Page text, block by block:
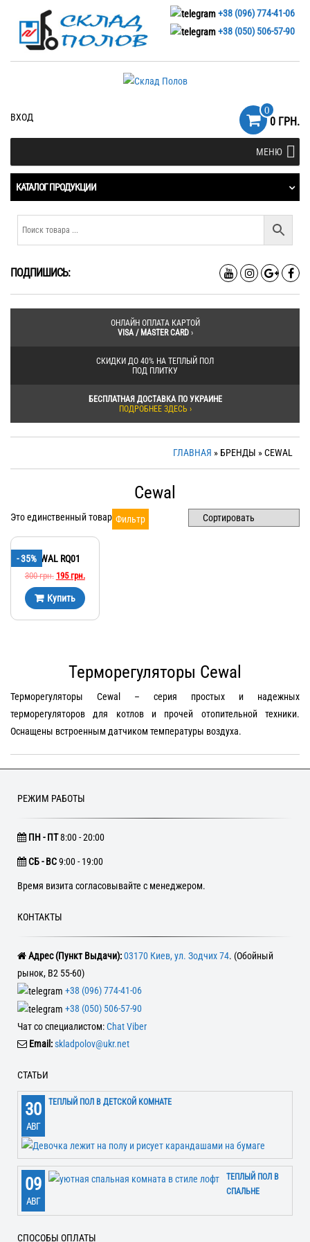
+38 (096) 774-41-06
+38 (050) 506-57-90
ВХОД
0
0 ГРН.
МЕНЮ
КАТАЛОГ ПРОДУКЦИИ
ПОДПИШИСЬ:
ОНЛАЙН ОПЛАТА КАРТОЙ
VISA / MASTER CARD›
СКИДКИ ДО 40% НА ТЕПЛЫЙ ПОЛ
ПОД ПЛИТКУ
БЕСПЛАТНАЯ ДОСТАВКА ПО УКРАИНЕ
ПОДРОБНЕЕ ЗДЕСЬ ›
ГЛАВНАЯ » БРЕНДЫ » CEWAL
Cewal
Это единственный товар Фильтр
- 35%CEWAL RQ01
300грн. 195 грн.
Купить
Терморегуляторы Cewal
Терморегуляторы Cewal – серия простых и надежных
терморегуляторов для котлов и прочей отопительной техники.
Оснащены встроенным датчиком температуры воздуха.
РЕЖИМ РАБОТЫ
ПН - ПТ8:00 - 20:00
CБ - ВС9:00 - 19:00
Время визита согласовывайте с менеджером.
КОНТАКТЫ
Адрес (Пункт Выдачи):03170 Киев, ул. Зодчих 74. (Обойный
рынок, В2 55-60)
+38 (096) 774-41-06
+38 (050) 506-57-90
Чат со специалистом:Chat Viber
Email:skladpolov@ukr.net
СТАТЬИ
30
АВГ
ТЕПЛЫЙ ПОЛ В ДЕТСКОЙ КОМНАТЕ
09
АВГ
ТЕПЛЫЙ ПОЛ В
СПАЛЬНЕ
СПОСОБЫ ОПЛАТЫ